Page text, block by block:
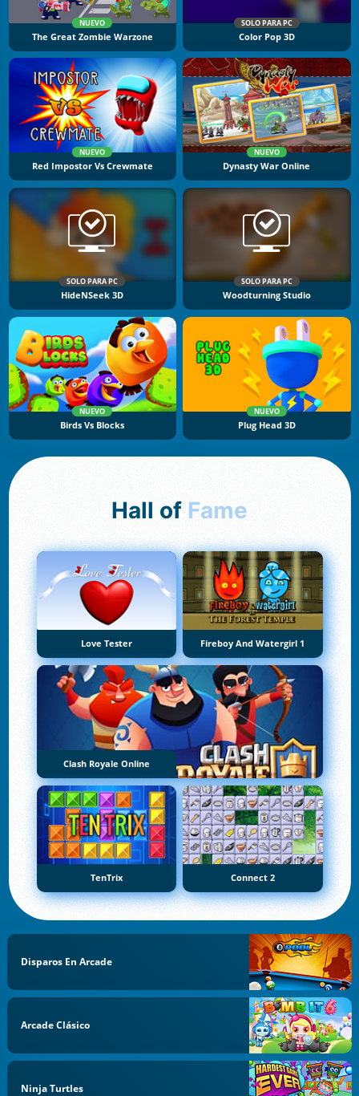
NUEVO
The Great Zombie Warzone
SOLO PARA PC
Color Pop 3D
NUEVO
Red Impostor Vs Crewmate
NUEVO
Dynasty War Online
SOLO PARA PC
HideNSeek 3D
SOLO PARA PC
Woodturning Studio
NUEVO
Birds Vs Blocks
NUEVO
Plug Head 3D
Hall of Fame
Love Tester Fireboy And Watergirl 1
Clash Royale Online
TenTrix Connect 2
Disparos En Arcade
Arcade Clásico
Ninja Turtles